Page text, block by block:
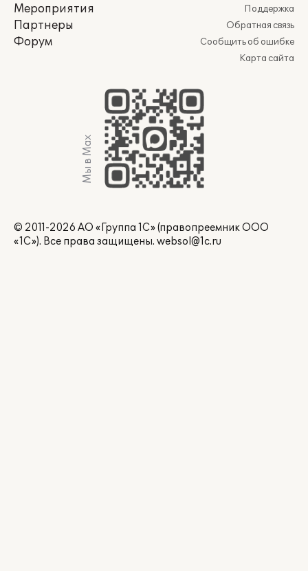
Мероприятия
Партнеры
Форум
Поддержка
Обратная связь
Сообщить об ошибке
Карта сайта
Мы в Max
© 2011-2026 АО «Группа 1С» (правопреемник ООО
«1С»). Все права защищены. websol@1c.ru